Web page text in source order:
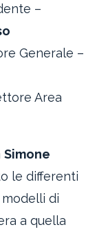
–
Generale –
Area
Simone
le differenti
di
a quella